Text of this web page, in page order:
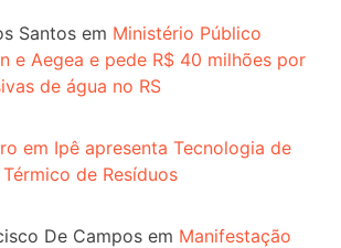
Santos em Ministério Público
e Aegea e pede R$ 40 milhões por
de água no RS
em Ipê apresenta Tecnologia de
de Resíduos
De Campos em Manifestação